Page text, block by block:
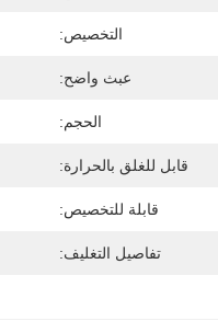
التخصيص:
عبث واضح:
الحجم:
قابل للغلق بالحرارة:
قابلة للتخصيص:
تفاصيل التغليف: